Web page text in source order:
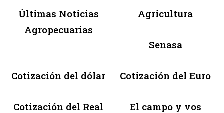
Últimas Noticias
Agropecuarias
Agricultura
Senasa
Cotización del dólar Cotización del Euro
Cotización del Real El campo y vos